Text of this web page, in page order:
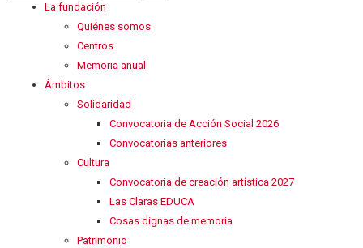
La fundación
Quiénes somos
Centros
Memoria anual
Ámbitos
Solidaridad
Convocatoria de Acción Social 2026
Convocatorias anteriores
Cultura
Convocatoria de creación artística 2027
Las Claras EDUCA
Cosas dignas de memoria
Patrimonio